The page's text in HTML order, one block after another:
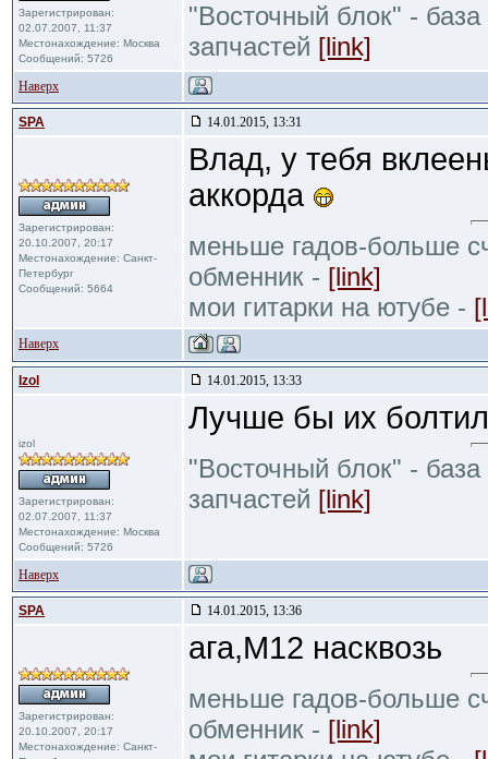
Зарегистрирован:
02.07.2007, 11:37
Местонахождение: Москва
Сообщений: 5726
"Восточный блок" -
запчастей [link]
Наверх
SPA 14.01.2015, 13:31
Зарегистрирован:
20.10.2007, 20:17
Местонахождение: Санкт-
Петербург
Сообщений: 5664
Влад, у тебя
аккорда
меньше гадов-больше
обменник - [link]
мои гитарки на ютубе -
Наверх
Izol 14.01.2015, 13:33
izol
Зарегистрирован:
02.07.2007, 11:37
Местонахождение: Москва
Сообщений: 5726
Лучше бы их
"Восточный блок" -
запчастей [link]
Наверх
SPA 14.01.2015, 13:36
Зарегистрирован:
20.10.2007, 20:17
Местонахождение: Санкт-
ага,М12 насквозь
меньше гадов-больше
обменник - [link]